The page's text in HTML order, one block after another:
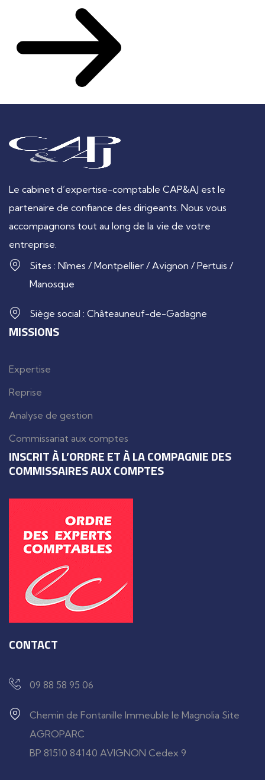
Le cabinet d’expertise-comptable CAP&AJ est le
partenaire de confiance des dirigeants. Nous vous
accompagnons tout au long de la vie de votre
entreprise.
Sites : Nîmes / Montpellier / Avignon / Pertuis /
Manosque
Siège social : Châteauneuf-de-Gadagne
MISSIONS
Expertise
Reprise
Analyse de gestion
Commissariat aux comptes
INSCRIT À L’ORDRE ET À LA COMPAGNIE DES
COMMISSAIRES AUX COMPTES
CONTACT
09 88 58 95 06
Chemin de Fontanille Immeuble le Magnolia Site
AGROPARC
BP 81510 84140 AVIGNON Cedex 9